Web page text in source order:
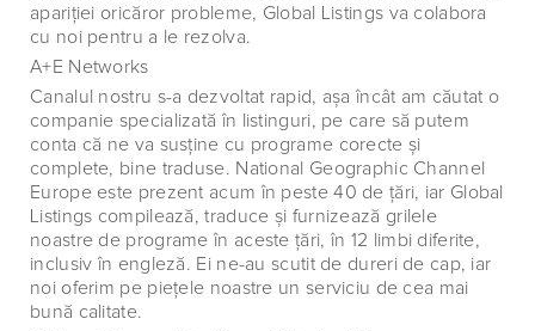
apariţiei oricăror probleme, Global Listings va colabora
cu noi pentru a le rezolva.
A+E Networks
Canalul nostru s-a dezvoltat rapid, aşa încât am căutat o
companie specializată în listinguri, pe care să putem
conta că ne va susţine cu programe corecte şi
complete, bine traduse. National Geographic Channel
Europe este prezent acum în peste 40 de ţări, iar Global
Listings compilează, traduce şi furnizează grilele
noastre de programe în aceste ţări, în 12 limbi diferite,
inclusiv în engleză. Ei ne-au scutit de dureri de cap, iar
noi oferim pe pieţele noastre un serviciu de cea mai
bună calitate.